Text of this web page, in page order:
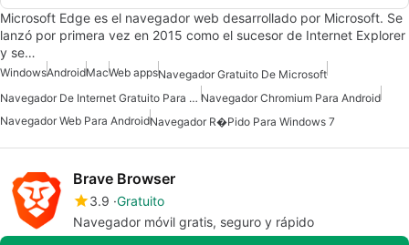
Microsoft Edge es el navegador web desarrollado por Microsoft. Se
lanzó por primera vez en 2015 como el sucesor de Internet Explorer
y se…
WindowsAndroidMacWeb appsNavegador Gratuito De Microsoft
Navegador De Internet Gratuito Para Android Navegador Chromium Para Android
Navegador Web Para AndroidNavegador R�pido Para Windows 7
Brave Browser
3.9 Gratuito
Navegador móvil gratis, seguro y rápido